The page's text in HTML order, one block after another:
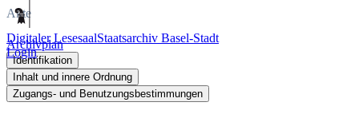
Digitaler LesesaalStaatsarchiv Basel-Stadt
Login
Akte
Archivplan
Identifikation
Inhalt und innere Ordnung
Zugangs- und Benutzungsbestimmungen